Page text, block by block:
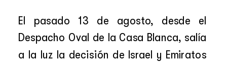
El pasado 13 de agosto, desde el
Despacho Oval de la Casa Blanca, salía
a la luz la decisión de Israel y Emiratos